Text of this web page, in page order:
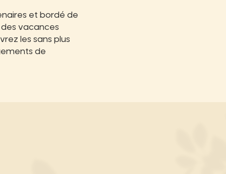
et bordé de
vacances
les sans plus
de